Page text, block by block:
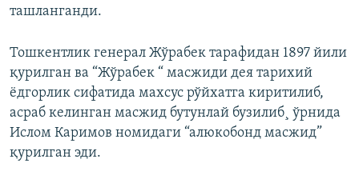
ташланганди.
Тошкентлик генерал Жўрабек тарафидан 1897 йили
қурилган ва “Жўрабек “ масжиди дея тарихий
ëдгорлик сифатида махсус рўйхатга киритилиб,
асраб келинган масжид бутунлай бузилиб¸ ўрнида
Ислом Каримов номидаги “алюкобонд масжид”
қурилган эди.